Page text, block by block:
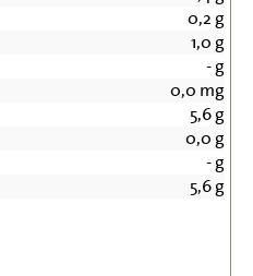
0,2 g
1,0 g
-g
0,0 mg
5,6g
0,0 g
-g
5,6g